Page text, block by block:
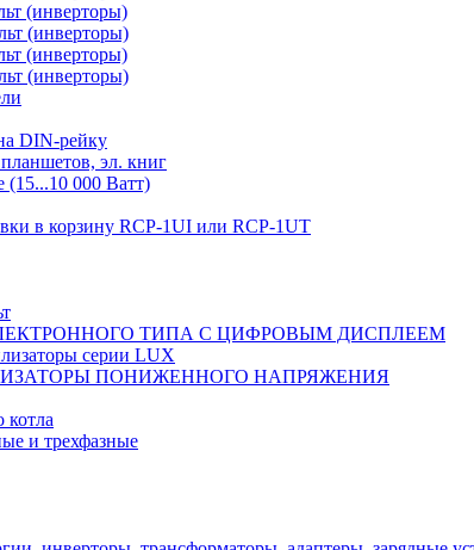
(инверторы)
(инверторы)
(инверторы)
(инверторы)
DIN-рейку
эл. книг
(15...10 000 Ватт)
в корзину RCP-1UI или RCP-1UT
ТИПА С ЦИФРОВЫМ ДИСПЛЕЕМ
серии LUX
ПОНИЖЕННОГО НАПРЯЖЕНИЯ
котла
и трехфазные